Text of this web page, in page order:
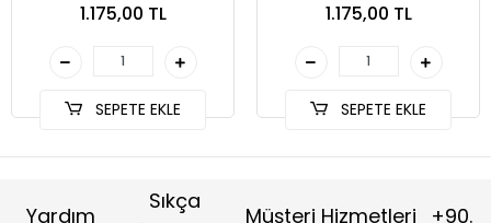
1.175,00 TL
SEPETE EKLE
1.175,00 TL
SEPETE EKLE
Yardım
Sıkça
Müşteri Hizmetleri
+90.